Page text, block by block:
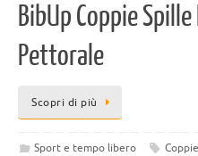
BibUp Coppie
Pettorale
Scopri di più
Sport e tempo libero Coppie